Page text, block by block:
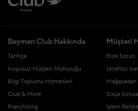
Beymen Club Hakkında
Tarihçe
Koşulsuz Müşteri Mutluluğu
Bilgi Toplumu Hizmetleri
Club & More
Franchising
Müşteri
Bize Sorun
Ücretsiz
Mağazadan
Sıkça
İşlem